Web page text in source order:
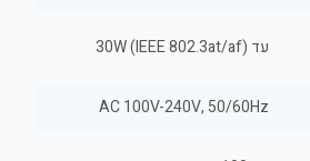
עד 30W (IEEE 802.3at/af)
AC 100V-240V, 50/60Hz